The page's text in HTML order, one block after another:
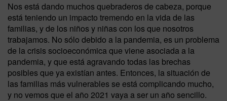
Nos está dando muchos quebraderos de cabeza, porque
está teniendo un impacto tremendo en la vida de las
familias, y de los niños y niñas con los que nosotros
trabajamos. No sólo debido a la pandemia, es un problema
de la crisis socioeconómica que viene asociada a la
pandemia, y que está agravando todas las brechas
posibles que ya existían antes. Entonces, la situación de
las familias más vulnerables se está complicando mucho,
y no vemos que el año 2021 vaya a ser un año sencillo.